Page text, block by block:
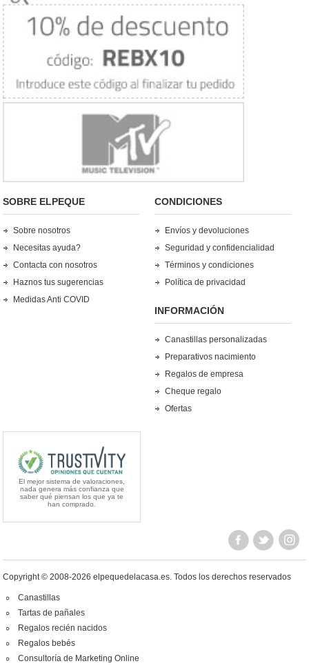
SOBRE ELPEQUE
Sobre nosotros
Necesitas ayuda?
Contacta con nosotros
Haznos tus sugerencias
Medidas Anti COVID
CONDICIONES
Envíos y devoluciones
Seguridad y confidencialidad
Términos y condiciones
Política de privacidad
INFORMACIÓN
Canastillas personalizadas
Preparativos nacimiento
Regalos de empresa
Cheque regalo
Ofertas
El mejor sistema de valoraciones,
nada genera más confianza que
saber qué piensan los que ya te
han comprado.
Copyright © 2008-2026 elpequedelacasa.es.Todos los derechos reservados
Canastillas
Tartas de pañales
Regalos recién nacidos
Regalos bebés
Consultoría de Marketing Online